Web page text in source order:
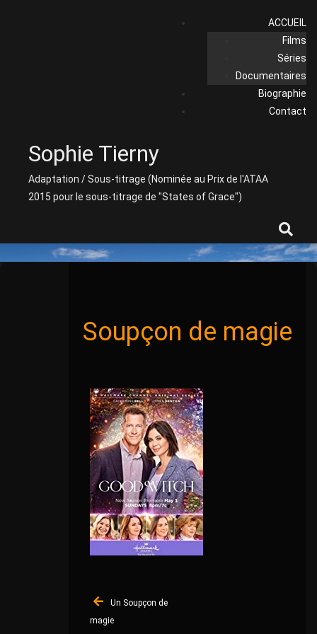
ACCUEIL
Films
Séries
Documentaires
Biographie
Contact
Sophie Tierny
Adaptation / Sous-titrage (Nominée au Prix de l'ATAA
2015 pour le sous-titrage de "States of Grace")
Soupçon de magie
deUn Soupçon de
magie